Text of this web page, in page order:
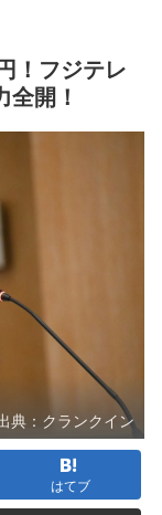
！フジテレ
全開！
典：クランクイン
はてブ